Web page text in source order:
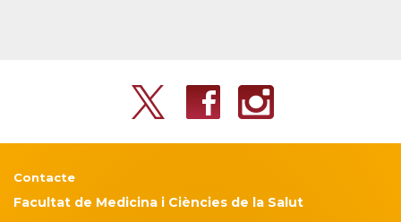
Contacte
Facultat de Medicina i Ciències de la Salut